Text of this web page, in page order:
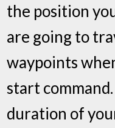
the position
are going to
waypoints
start
duration of